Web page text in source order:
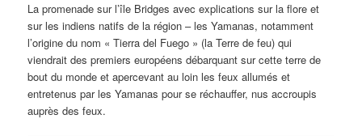
La promenade sur l’île Bridges avec explications sur la flore et
sur les indiens natifs de la région – les Yamanas, notamment
l’origine du nom « Tierra del Fuego » (la Terre de feu) qui
viendrait des premiers européens débarquant sur cette terre de
bout du monde et apercevant au loin les feux allumés et
entretenus par les Yamanas pour se réchauffer, nus accroupis
auprès des feux.